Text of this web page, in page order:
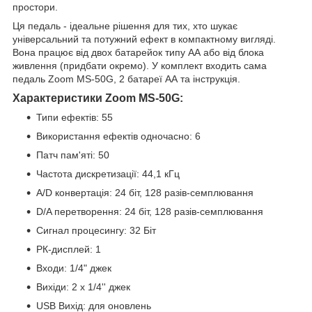
простори.
Ця педаль - ідеальне рішення для тих, хто шукає
універсальний та потужний ефект в компактному вигляді.
Вона працює від двох батарейок типу АА або від блока
живлення (придбати окремо). У комплект входить сама
педаль Zoom MS-50G, 2 батареї АА та інструкція.
Характеристики Zoom MS-50G:
Типи ефектів: 55
Використання ефектів одночасно: 6
Патч пам'яті: 50
Частота дискретизації: 44,1 кГц
A/D конвертація: 24 біт, 128 разів-семплювання
D/A перетворення: 24 біт, 128 разів-семплювання
Сигнал процесингу: 32 Біт
РК-дисплей: 1
Входи: 1/4" джек
Вихіди: 2 х 1/4'' джек
USB Вихід: для оновлень